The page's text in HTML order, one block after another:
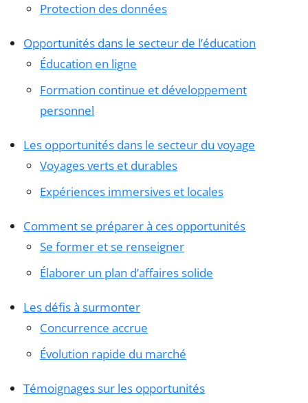
Protection des données
Opportunités dans le secteur de l’éducation
Éducation en ligne
Formation continue et développement
personnel
Les opportunités dans le secteur du voyage
Voyages verts et durables
Expériences immersives et locales
Comment se préparer à ces opportunités
Se former et se renseigner
Élaborer un plan d’affaires solide
Les défis à surmonter
Concurrence accrue
Évolution rapide du marché
Témoignages sur les opportunités